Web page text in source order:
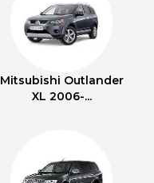
Mitsubishi Outlander
XL 2006-...